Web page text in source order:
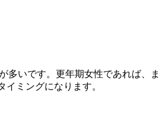
多いです。 更年期女性であれば、ま
ミングになります。